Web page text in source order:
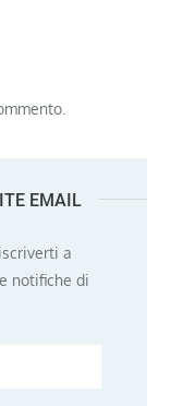
EMAIL
a
notifiche di